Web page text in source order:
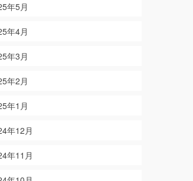
年5月
年4月
年3月
年2月
年1月
年12月
年11月